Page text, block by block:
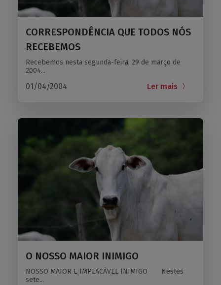
CORRESPONDÊNCIA QUE TODOS NÓS
RECEBEMOS
Recebemos nesta segunda-feira, 29 de março de
2004...
01/04/2004 Ler mais
O NOSSO MAIOR INIMIGO
NOSSO MAIOR E IMPLACÁVEL INIMIGO Nestes
sete...